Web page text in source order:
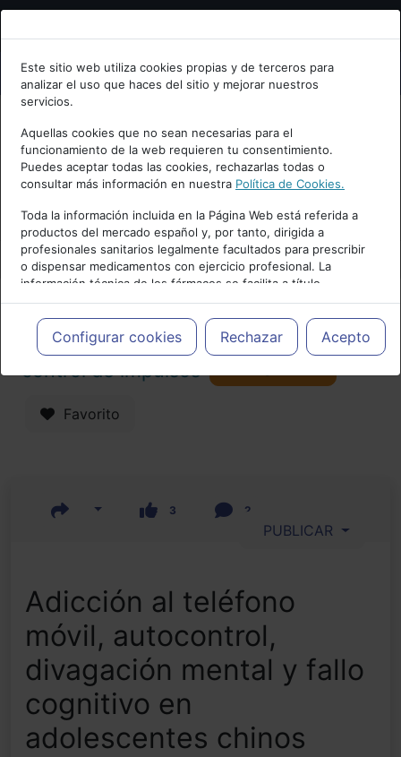
Bienvenid@ a psiquiatria.com
Escribe tu Email
Accede o regístrate con tu email.
Cancelar
Este sitio web utiliza cookies propias y de terceros para
analizar el uso que haces del sitio y mejorar nuestros
servicios.
Aquellas cookies que no sean necesarias para el
funcionamiento de la web requieren tu consentimiento.
Puedes aceptar todas las cookies, rechazarlas todas o
consultar más información en nuestra Política de Cookies.
Toda la información incluida en la Página Web está referida a
productos del mercado español y, por tanto, dirigida a
profesionales sanitarios legalmente facultados para prescribir
o dispensar medicamentos con ejercicio profesional. La
información técnica de los fármacos se facilita a título
meramente informativo, siendo responsabilidad de los
profesionales facultados prescribir medicamentos y decidir, en
cada caso concreto, el tratamiento más adecuado a las
necesidades del paciente.
Configurar cookies Rechazar Acepto
Actualidad y Artículos|Trastornos del
control de impulsos
Favorito
3 2
PUBLICAR
Adicción al teléfono
móvil, autocontrol,
divagación mental y fallo
cognitivo en
adolescentes chinos